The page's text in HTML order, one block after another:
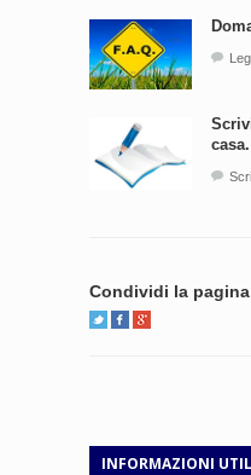
casa.
Condividi la
INFORMAZIONI